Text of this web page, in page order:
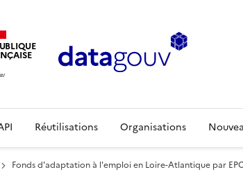
Réutilisations Organisations
Fonds d'adaptation à l'emploi en Loire-Atlantique par